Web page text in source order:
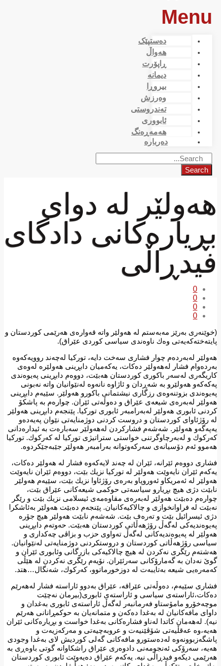
Menu
دەستپێک
هەواڵ
ڕاپۆرت
دیمانە
بیروڕا
وەرزش
تەندروستی
ئابووری
هەمەڕەنگ
دەربارە
Search
هەولێر لە دوای
بڕیارەکانی دادگای
فیدڕاڵی
0
0
0
0
(خوێنەری بەرێز مەبەستم لە هەولێر واتە قەوارەی هەرێمی كوردستان و
پایتەختەكەیەتی وەك ناوەندی سیاسی كوردی عێراق).
هەولێر لەبەردەم چوار فشاری سەخت دایە، توركیا لەچەند روویەكەوە
بەردەوام فشار لەهەولێر دەكات، یەكەمیان دابڕینی هەولێرە لەوەی
كاریگەری لەسەر باكوری كوردستان هەبێت، دووەم دابڕینی پەیوەندی
پەكەكەو هەولێرو بە شەڕدان و ئاژاوە نانەوە لەنێوانیان واتە نەبونی
پەیوەندی بزوتنەوەی رزگاری نیشتمانی باكورو هەولێر. سێیەم دابڕینی
هەولێر لەبەرەی شیعەی عێراق و دەوڵەتی ئێران. چوارەم بە پاشكۆ
كردنی ئابوری هەولێر لەبەرامبەر ئابوری توركیا. پێنجەم دابڕینی هەولێر
لە رۆژئاوای كوردستان و دروست كردنی دوژمنایەتی نێوان پەیەدەو
یەپەگەو هەولێر. شەشەم فشاركردن لەهەولێر سەبارەت بە ئیدارەدانی
كەركوك و لەبەرچاوگرتنی خواستی ستراتیژی توركیا لە كەركوك. توركیا
هەموو ئەم دۆسیانەی سەركەوتوانە بەرامبەر هەولێر جێبەجێكردوە.
فشاری دووەم ئێرانە، ئێران لە چەند لایەكەوە فشار لە هەولێر دەكات،
یەكەم ئێران نایەوێت هەولێر لە توركیا نزیك بێت، دووەم ئێران نایەوێت
هەولێر لە ئەمریكاو ئەوروپاو بەرەی رۆژئاوا نزیك بێت، سێیەم هەولێر
نابێت دژی هیچ بڕیارو سیاسەتی حوكمی شیعەكانی عێراق بێت،
چوارەم دەبێت هەولێر لەبەرەی مقاوەمەی ئیسلامی نزیك بێت و رێگر
نەبێت لە فراوانخوازی و چالاكیەكانیان. پێنجەم دەبێت هەولێر بەئاشكرا
دژی ئیسرائیل بێت و تەرەف بێت. شەشەم نابێت هەولێر هیچ جۆرە
پەیوەندیەكی لەگەڵ رۆژهەڵاتی كوردستان هەبێت. حەوتەم دابڕینی
هەولێر لە پەیوەندیەكانی لەگەڵ تەواوی حزب و بزاڤی چەكداری و
سیاسی رۆژهەڵاتی كوردستان و دروستكردنی دوژمنایەتی لەنێوانیان.
هەشتەم رێگری نەكردن لە هیچ چالاكیەكی بازرگانی وئابوری ئێران و
گوێ نەدان بە گەمارۆكانی سەرئێران. نۆیەم رێگری نەكردن لە هێڵی
كەمەرەیی شیعە بەتایبەت لە دوزخورماتوو، كەركوك، شەنگال…هتد.
فشاری سێیەم، دەوڵەتی عێراقە، عێراق بەدوو ئاراستە فشار لەهەرێم
دەكات،ئاراستەی سیاسی و ئاراستەی ئابوری(بیرمان نەچێت
موچەخۆرو مامۆستاو فەرمانبەر لەگەڵ ئاراستەی ئابوری بەغدان و
داوای مافەكانیان لە بەغدا دەكەن و متمانەیان بە حوكمڕانانی هەرێم
نیە). لەهەمان كاتدا لەناو فشارەكانی بەغدا خواست و بڕیارەكانی ئێران
هەیە،وە عەقڵیەتی شۆڤێنیەت و عروبەچیەتی و مەركەزیەت و
پاشگەزبوونەوە لەدەستورو مافەكانی گەلی كوردیش لای بەغدا وجودی
هەیە، سەرۆكی ئەنجومەنی دادوەری عێراق راشكاوانە گوتی باوەڕی بە
هەرێمی دیكەو فیدڕاڵی نیە. یەكەم عێراق دەیەوێت ئابوری كوردستان